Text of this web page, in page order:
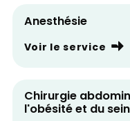
Anesthésie
Voir le service
Chirurgie
l'obésité et du sein